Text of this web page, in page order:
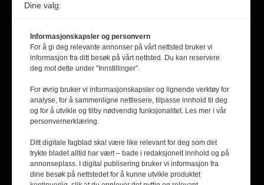
F
a
c
e
o
o
X
(
T
w
t
t
Y
u
T
b
e
L
n
k
d
I
ABONNER PÅ VÅRT NYHETSBREV
SEND
Dine valg:
Informasjonskapsler og personvern
For å gi deg relevante annonser på vårt nettsted bruker vi
informasjon fra ditt besøk på vårt nettsted. Du kan reservere
deg mot dette under "Innstillinger".
For øvrig bruker vi informasjonskapsler og lignende verktøy for
analyse, for å sammenligne nettlesere, tilpasse innhold til deg
og for å utvikle og tilby nødvendig funksjonalitet. Les mer i vår
personvernerklæring.
Ditt digitale fagblad skal være like relevant for deg som det
trykte bladet alltid har vært – bade i redaksjonelt innhold og på
annonseplass. I digital publisering bruker vi informasjon fra
dine besøk på nettstedet for å kunne utvikle produktet